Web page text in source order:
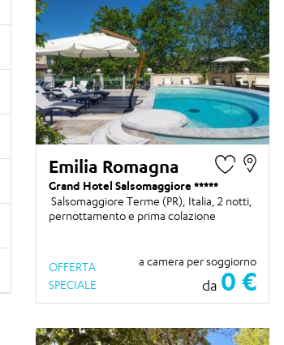
Emilia Romagna
Grand Hotel Salsomaggiore
Salsomaggiore Terme (PR), Italia, 2 notti,
pernottamento e prima colazione
OFFERTA
SPECIALE
a camera per soggiorno
da 0 €